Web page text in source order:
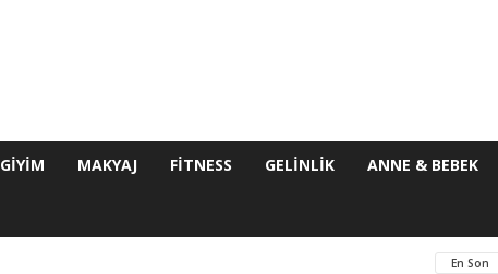
GIYIM MAKYAJ FITNESS GELINLIK ANNE & BEBEK
En Son